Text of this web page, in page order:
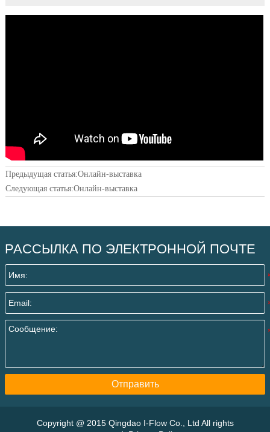
Предыдущая статья:Онлайн-выставка
Следующая статья:Онлайн-выставка
РАССЫЛКА ПО ЭЛЕКТРОННОЙ ПОЧТЕ
Отправить
Copyright @ 2015 Qingdao I-Flow Co., Ltd All rights